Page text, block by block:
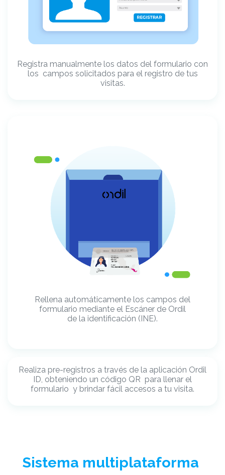
Registra manualmente los datos del formulario con
los campos solicitados para el registro de tus
visitas.
Rellena automáticamente los campos del
formulario mediante el Escáner de Ordil
de la identificación (INE).
Realiza pre-registros a través de la aplicación Ordil
ID, obteniendo un código QR para llenar el
formulario y brindar fácil accesos a tu visita.
Sistema multiplataforma